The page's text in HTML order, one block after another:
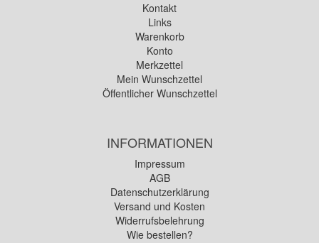
Kontakt
Links
Warenkorb
Konto
Merkzettel
Mein Wunschzettel
Öffentlicher Wunschzettel
INFORMATIONEN
Impressum
AGB
Datenschutzerklärung
Versand und Kosten
Widerrufsbelehrung
Wie bestellen?